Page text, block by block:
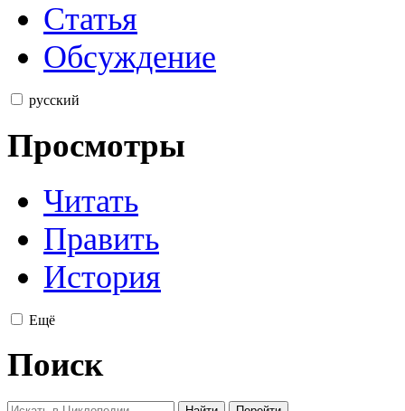
Статья
Обсуждение
русский
Просмотры
Читать
Править
История
Ещё
Поиск